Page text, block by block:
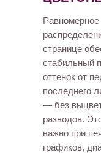
Равномерное
странице
стабильный
оттенок от
последнего
— без
разводов.
важно при
графиков,